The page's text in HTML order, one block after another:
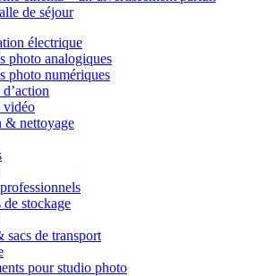
de séjour
électrique
photo analogiques
photo numériques
vidéo
& nettoyage
de stockage
sacs de transport
pour studio photo